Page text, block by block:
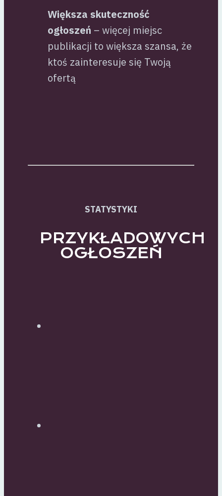
Większa skuteczność
ogłoszeń – więcej miejsc
publikacji to większa szansa, że
ktoś zainteresuje się Twoją
ofertą
STATYSTYKI
PRZYKŁADOWYCH
OGŁOSZEŃ